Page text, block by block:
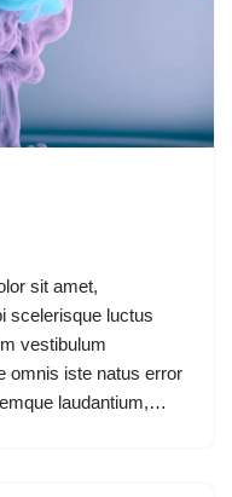
sit amet,
scelerisque luctus
vestibulum
omnis iste natus error
laudantium,…